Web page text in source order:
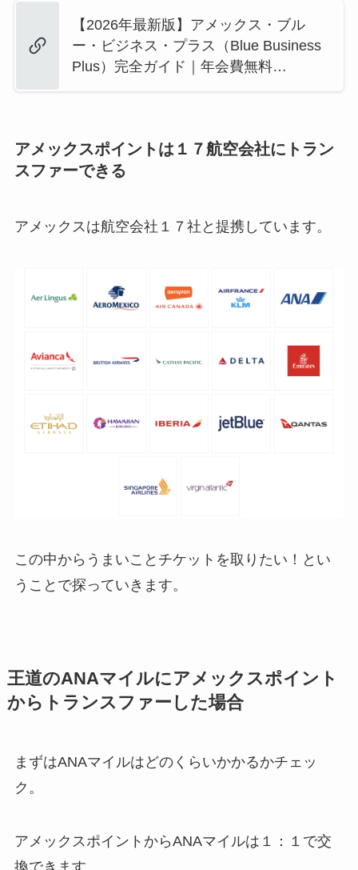
【2026年最新版】アメックス・ブル
ー・ビジネス・プラス（Blue Business
Plus）完全ガイド｜年会費無料…
アメックスポイントは１７航空会社にトラン
スファーできる
アメックスは航空会社１７社と提携しています。
この中からうまいことチケットを取りたい！とい
うことで探っていきます。
王道のANAマイルにアメックスポイント
からトランスファーした場合
まずはANAマイルはどのくらいかかるかチェッ
ク。
アメックスポイントからANAマイルは１：１で交